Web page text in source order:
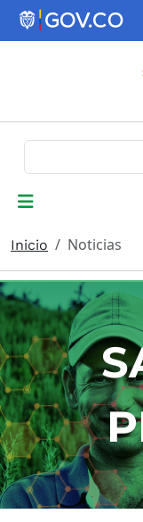
Pasar al contenido
Inicio Noticias